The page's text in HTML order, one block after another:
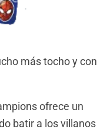
más tocho y con
ofrece un
batir a los villanos